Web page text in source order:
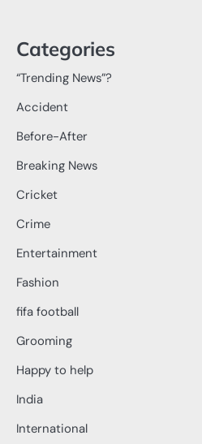
Categories
“Trending News”?
Accident
Before-After
Breaking News
Cricket
Crime
Entertainment
Fashion
fifa football
Grooming
Happy to help
India
International